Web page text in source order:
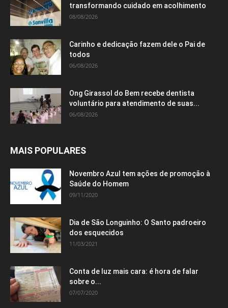
transformando cuidado em acolhimento
08/08/2026
Carinho e dedicação fazem dele o Pai de
todos
06/08/2026
Ong Girassol do Bem recebe dentista
voluntário para atendimento de suas...
06/08/2026
MAIS POPULARES
Novembro Azul tem ações de promoção à
Saúde do Homem
09/11/2020
Dia de São Longuinho: O Santo padroeiro
dos esquecidos
11/03/2021
Conta de luz mais cara: é hora de falar
sobre o...
07/07/2020